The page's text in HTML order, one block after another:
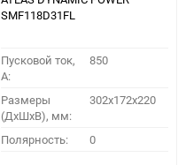
SMF118D31FL
Пусковой ток,
A:
850
Размеры
(ДхШхВ), мм:
302x172x220
Полярность: 0